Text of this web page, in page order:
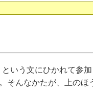
いう文にひかれて参加
んなかたが、上のほ